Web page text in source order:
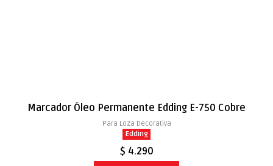
Marcador Óleo Permanente Edding E-750 Cobre
Para Loza Decorativa
Edding
$ 4.290